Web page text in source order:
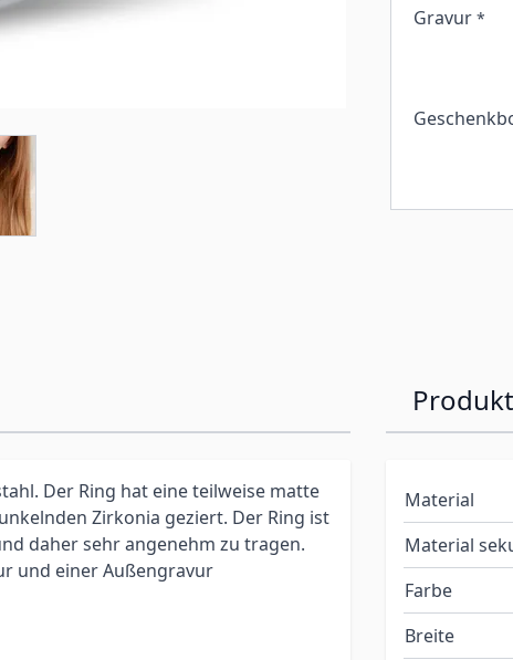
Gravur *
Der Ring hat eine teilweise matte
Zirkonia geziert. Der Ring ist
daher sehr angenehm zu tragen.
und einer Außengravur
Material
Material
Farbe
Breite